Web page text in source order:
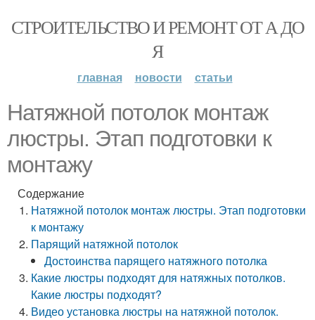
СТРОИТЕЛЬСТВО И РЕМОНТ ОТ А ДО
Я
главная новости статьи
Натяжной потолок монтаж
люстры. Этап подготовки к
монтажу
Содержание
Натяжной потолок монтаж люстры. Этап подготовки
к монтажу
Парящий натяжной потолок
Достоинства парящего натяжного потолка
Какие люстры подходят для натяжных потолков.
Какие люстры подходят?
Видео установка люстры на натяжной потолок.